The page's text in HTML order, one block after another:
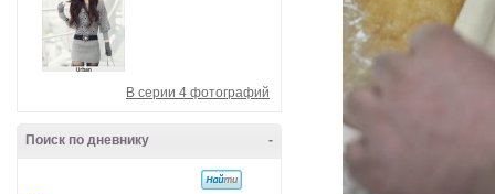
В серии 4 фотографий
-
Поиск по дневнику